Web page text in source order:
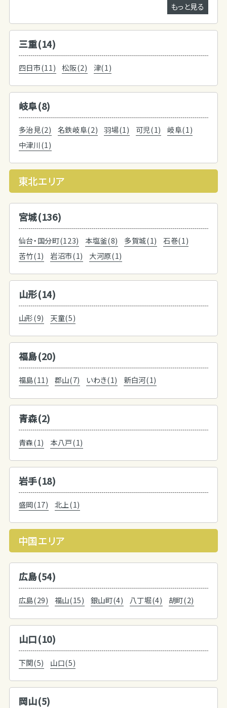
もっと見る
三重(14)
四日市(11) 松阪(2) 津(1)
岐阜(8)
多治見(2) 名鉄岐阜(2) 羽場(1) 可児(1)
岐阜(1)
中津川(1)
東北エリア
宮城(136)
仙台・国分町(123) 本塩釜(8) 多賀城(1)
石巻(1)
苦竹(1)
岩沼市(1) 大河原(1)
山形(14)
山形(9) 天童(5)
福島(20)
福島(11) 郡山(7) いわき(1) 新白河(1)
青森(2)
青森(1) 本八戸(1)
岩手(18)
盛岡(17) 北上(1)
中国エリア
広島(54)
広島(29) 福山(15) 銀山町(4) 八丁堀(4) 胡町(2)
山口(10)
下関(5) 山口(5)
岡山(5)